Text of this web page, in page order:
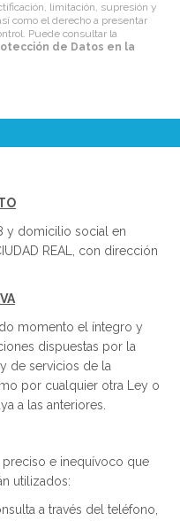
limitación, supresión y
como el derecho a presentar
Puede consultar la
de Datos en la
y domicilio social en
REAL, con dirección
momento el íntegro y
dispuestas por la
de servicios de la
por cualquier otra Ley o
a las anteriores.
e inequívoco que
utilizados:
a través del teléfono,